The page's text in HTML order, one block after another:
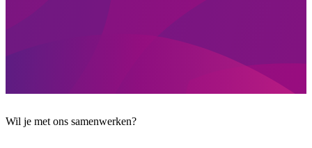
Wil je met ons samenwerken?